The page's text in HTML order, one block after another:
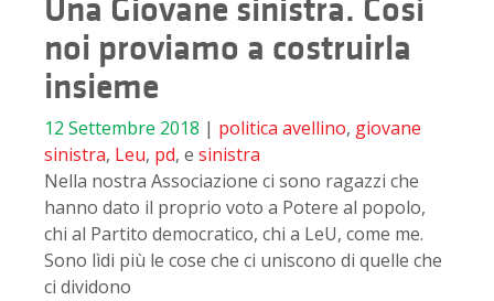
Una Giovane sinistra. Così
noi proviamo a costruirla
insieme
12 Settembre 2018 | politica avellino, giovane
sinistra, Leu, pd, e sinistra
Nella nostra Associazione ci sono ragazzi che
hanno dato il proprio voto a Potere al popolo,
chi al Partito democratico, chi a LeU, come me.
Sono lìdi più le cose che ci uniscono di quelle che
ci dividono